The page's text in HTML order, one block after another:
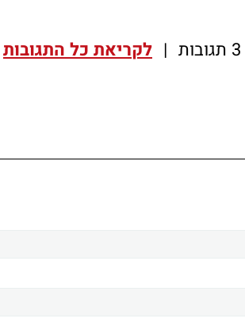
3 תגובות | לקריאת כל התגובות